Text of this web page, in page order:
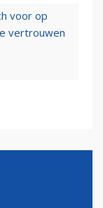
voor op
vertrouwen